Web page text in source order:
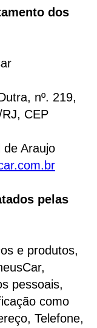
dos
nº. 219,
CEP
de Araujo
pelas
e produtos,
pessoais,
como
Telefone,